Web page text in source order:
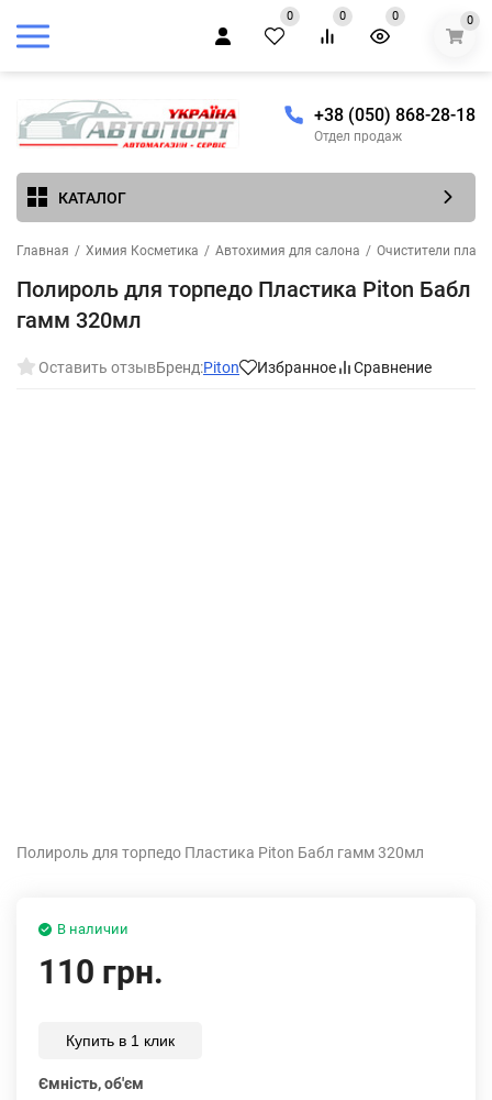
0 0 0 0
+38 (050) 868-28-18
Отдел продаж
КАТАЛОГ
Главная / Химия Косметика / Автохимия для салона / Очистители
Полироль для торпедо Пластика Piton Бабл
гамм 320мл
Оставить отзывБренд:Piton Избранное Сравнение
Полироль для торпедо Пластика Piton Бабл гамм 320мл
В наличии
110 грн.
Купить в 1 клик
Ємність, об'єм